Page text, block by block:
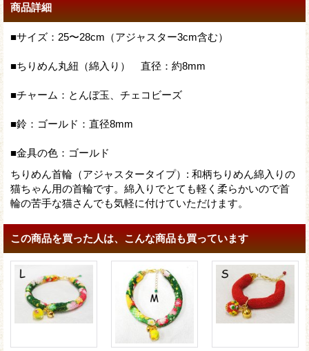
商品詳細
■サイズ：25〜28cm（アジャスター3cm含む）
■ちりめん丸紐（綿入り） 直径：約8mm
■チャーム：とんぼ玉、チェコビーズ
■鈴：ゴールド：直径8mm
■金具の色：ゴールド
ちりめん首輪（アジャスタータイプ） : 和柄ちりめん綿入りの
猫ちゃん用の首輪です。綿入りでとても軽く柔らかいので首
輪の苦手な猫さんでも気軽に付けていただけます。
この商品を買った人は、こんな商品も買っています